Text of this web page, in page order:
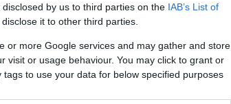
by us to third parties on the IAB’s List of
it to other third parties.
or more Google services and may gather and store
visit or usage behaviour. You may click to grant or
to use your data for below specified purposes